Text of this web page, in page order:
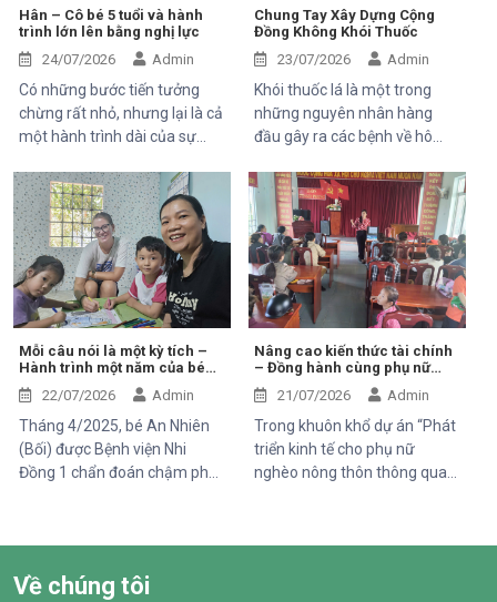
ông Bernard Kervyn, đại diện
Mekong Plus, trong chuyến
công tác tại xã Tánh Linh, Bắc
Ruộng và Hàm Kiệm, tỉnh
Lâm Đồng.
Hân – Cô bé 5 tuổi và hành
trình lớn lên bằng nghị lực
24/07/2026
Admin
Có những bước tiến tưởng
chừng rất nhỏ, nhưng lại là cả
một hành trình dài của sự
vọng. Hân, cô bé 5 tuổi với nụ
cười trong trẻo, đã đến với
Trung tâm trong những ngày
đầu mang theo rất nhiều thử
thách. Ngay từ khi chào đời,
em phải đối mặt với nhiều vấn
đề về sức khỏe, khiến quá
trình phát triển chậm hơn so
với các bạn cùng trang lứa.
Những điều tưởng như rất
bình thường đối với một đứa
trẻ lại là những cột mốc đầy
gian nan đối với em.
Chung Tay Xây Dựng Cộng
Đồng Không Khói Thuốc
23/07/2026
Admin
Khói thuốc lá là một trong
những nguyên nhân hàng
đầu gây ra các bệnh về hô
Điều đáng lo ngại là không chỉ
người hút thuốc bị ảnh hưởng
mà những người xung quanh,
đặc biệt là trẻ em, phụ nữ
mang thai và người cao tuổi,
cũng phải đối mặt với nhiều
nguy cơ sức khỏe do hít phải
khói thuốc thụ động.
Mỗi câu nói là một kỳ tích –
Hành trình một năm của bé
An Nhiên (Bối)
22/07/2026 Admin
Tháng 4/2025, bé An Nhiên
(Bối) được Bệnh viện Nhi
Đồng 1 chẩn đoán chậm phát
gặp nhiều khó khăn trong
đạt nhu cầu của mình. Sau
Nâng cao kiến thức tài chính
– Đồng hành cùng phụ nữ
phát triển sinh kế bền vững
21/07/2026 Admin
Trong khuôn khổ dự án “Phát
triển kinh tế cho phụ nữ
nghèo nông thôn thông qua
khỏe giai đoạn 2025–2028”
Về chúng tôi